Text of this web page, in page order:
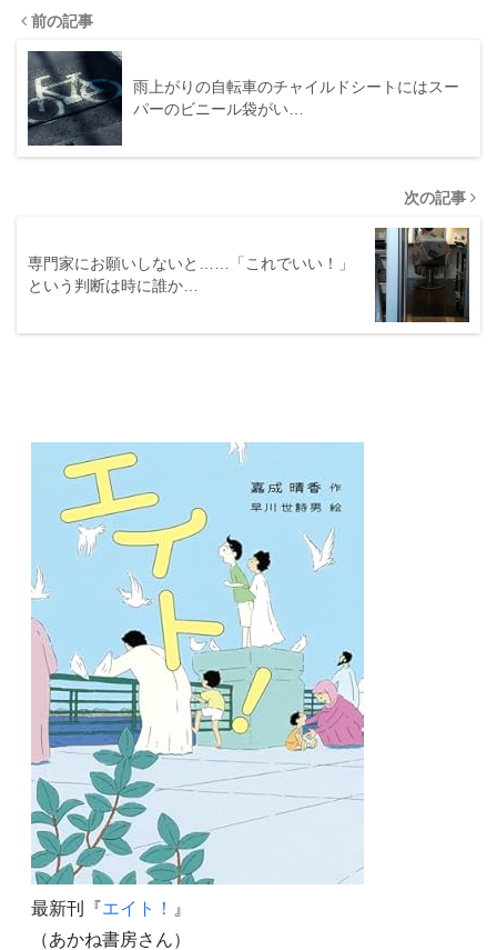
前の記事
雨上がりの自転車のチャイルドシートにはスー
パーのビニール袋がい…
次の記事
専門家にお願いしないと……「これでいい！」
という判断は時に誰か…
最新刊『エイト！
』
（あかね書房さん）